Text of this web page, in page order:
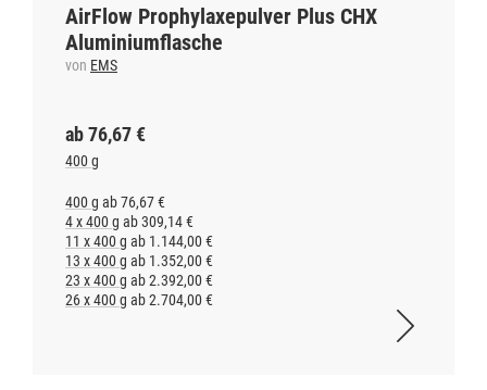
AirFlow Prophylaxepulver Plus CHX
Aluminiumflasche
von EMS
ab 76,67 €
400 g
400 g ab 76,67 €
4 x 400 g ab 309,14 €
11 x 400 g ab 1.144,00 €
13 x 400 g ab 1.352,00 €
23 x 400 g ab 2.392,00 €
26 x 400 g ab 2.704,00 €